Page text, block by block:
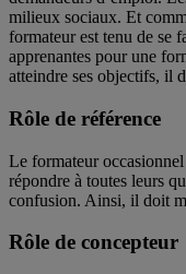
milieux sociaux. Et
formateur est tenu de se
apprenantes pour une
atteindre ses objectifs, il
Rôle de référence
Le formateur
répondre à toutes leurs
confusion. Ainsi, il doit
Rôle de concepteur